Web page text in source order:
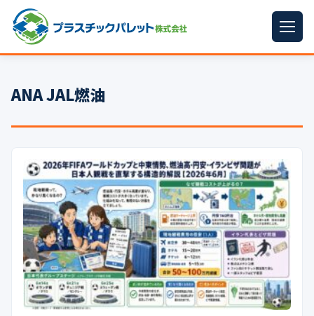
パレットサイズ
プラパレット ▼
コンテナ
中古パレット
再生原料
梱包資材
イラン情勢まとめ ▼
ANA JAL燃油